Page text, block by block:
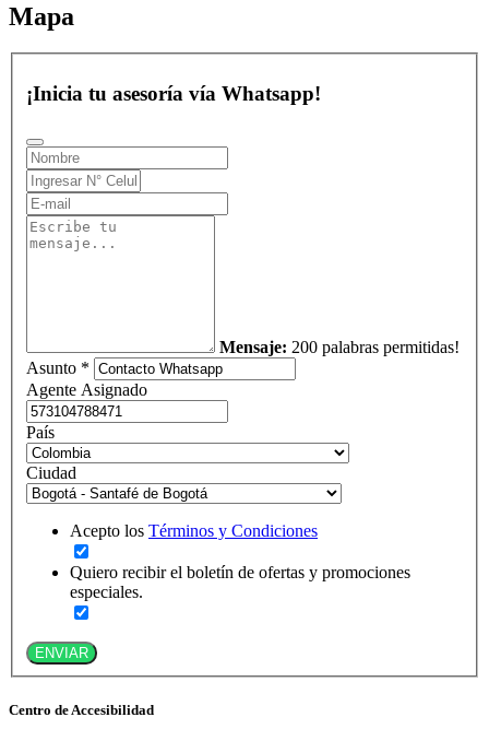
Mapa
¡Inicia tu asesoría vía Whatsapp!
Mensaje: 200 palabras permitidas!
Asunto *
Agente Asignado
País
Ciudad
Acepto los Términos y Condiciones
Quiero recibir el boletín de ofertas y promociones
especiales.
ENVIAR
Centro de Accesibilidad